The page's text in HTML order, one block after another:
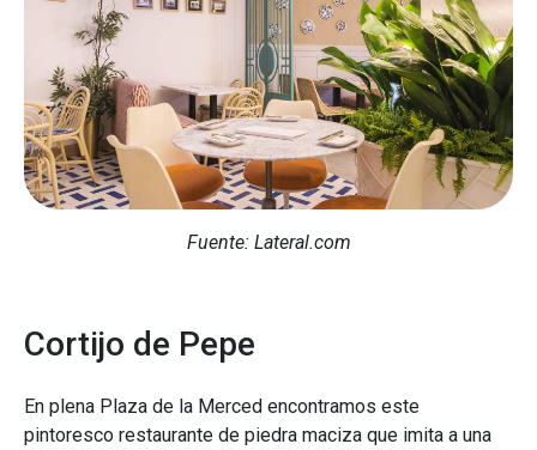
Fuente: Lateral.com
Cortijo de Pepe
En plena Plaza de la Merced encontramos este
pintoresco restaurante de piedra maciza que imita a una